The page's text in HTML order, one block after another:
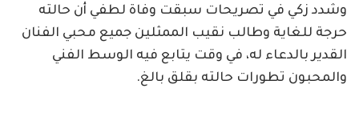
وشدد زكي في تصريحات سبقت وفاة لطفي أن حالته
حرجة للغاية وطالب نقيب الممثلين جميع محبي الفنان
القدير بالدعاء له، في وقت يتابع فيه الوسط الفني
والمحبون تطورات حالته بقلق بالغ.